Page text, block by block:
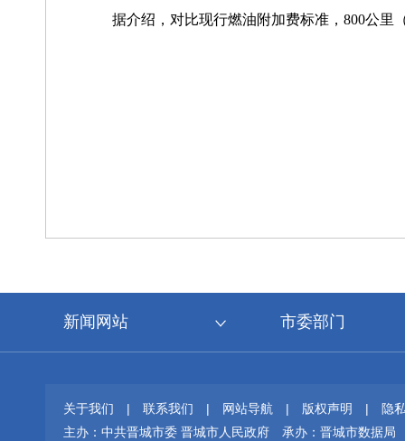
据介绍，对比现行燃油附加费标准，800公里
新闻网站 市委部门
关于我们 | 联系我们 | 网站导航 | 版权声明 |
隐
主办：中共晋城市委 晋城市人民政府
承办：晋城市数据局